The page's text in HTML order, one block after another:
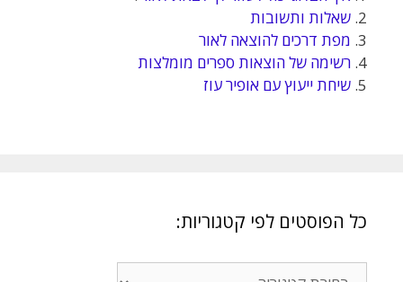
2. שאלות ותשובות
3. מפת דרכים להוצאה לאור
4. רשימה של הוצאות ספרים מומלצות
5. שיחת ייעוץ עם אופיר עוז
כל הפוסטים לפי קטגוריות: